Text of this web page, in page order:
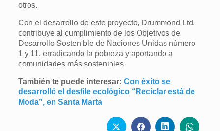
otros.
Con el desarrollo de este proyecto, Drummond Ltd.
contribuye al cumplimiento de los Objetivos de
Desarrollo Sostenible de Naciones Unidas número
1 y 11, erradicando la pobreza y aportando a
comunidades más sostenibles.
También te puede interesar: Con éxito se
desarrolló el desfile ecológico “Reciclar está de
Moda”, en Santa Marta